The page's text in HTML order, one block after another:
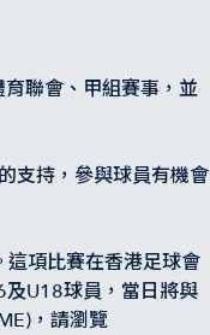
聯會、甲組賽事，並
支持，參與球員有機會
項比賽在香港足球會
U18球員，當日將與
，請瀏覽